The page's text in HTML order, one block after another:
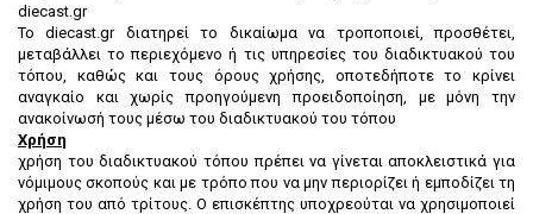
diecast.gr
Το diecast.gr διατηρεί το δικαίωμα να τροποποιεί, προσθέτει,
μεταβάλλει το περιεχόμενο ή τις υπηρεσίες του διαδικτυακού του
τόπου, καθώς και τους όρους χρήσης, οποτεδήποτε το κρίνει
αναγκαίο και χωρίς προηγούμενη προειδοποίηση, με μόνη την
ανακοίνωσή τους μέσω του διαδικτυακού του τόπου
Χρήση
χρήση του διαδικτυακού τόπου πρέπει να γίνεται αποκλειστικά για
νόμιμους σκοπούς και με τρόπο που να μην περιορίζει ή εμποδίζει τη
χρήση του από τρίτους. Ο επισκέπτης υποχρεούται να χρησιμοποιεί